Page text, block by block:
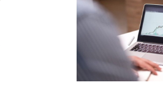
SILK
ROAD
&